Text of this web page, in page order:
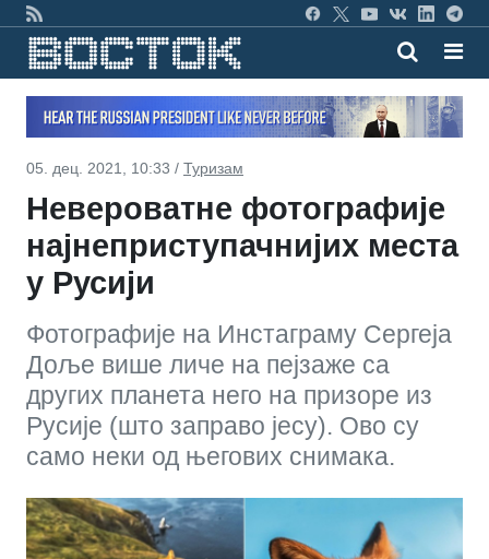
05. дец. 2021, 10:33 / Туризам
Невероватне фотографије
најнеприступачнијих места
у Русији
Фотографије на Инстаграму Сергеја
Доље више личе на пејзаже са
других планета него на призоре из
Русије (што заправо јесу). Ово су
само неки од његових снимака.